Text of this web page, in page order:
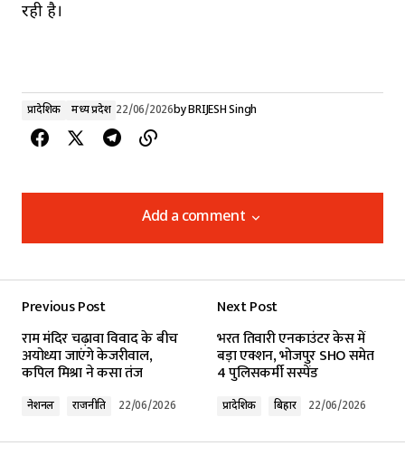
रही है।
प्रादेशिक मध्य प्रदेश 22/06/2026byBRIJESH Singh
Add a comment
Add a comment
Required fields are marked*
Previous Post
राम मंदिर चढ़ावा विवाद के बीच
अयोध्या जाएंगे केजरीवाल,
कपिल मिश्रा ने कसा तंज
नेशनल राजनीति 22/06/2026
Next Post
भरत तिवारी एनकाउंटर केस में
बड़ा एक्शन, भोजपुर SHO समेत
4 पुलिसकर्मी सस्पेंड
प्रादेशिक बिहार 22/06/2026